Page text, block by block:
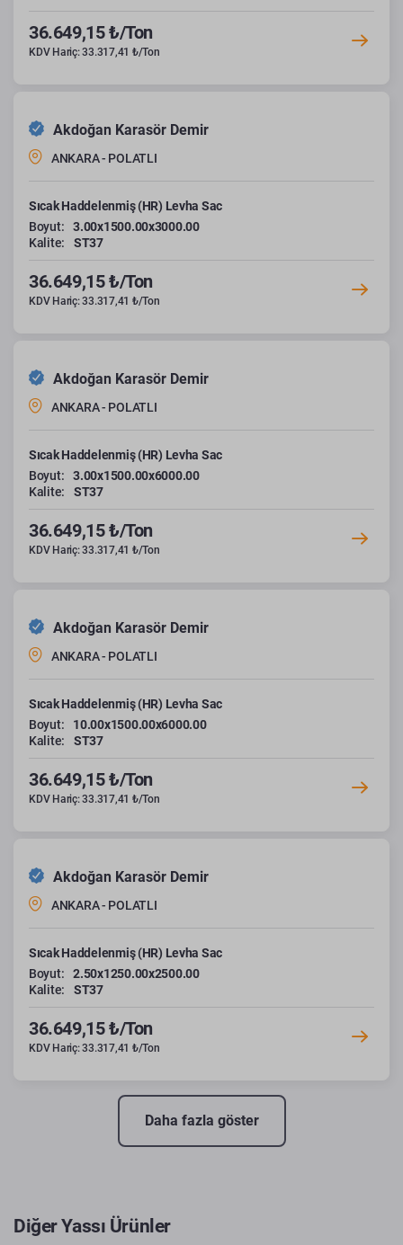
36.649,15 ₺/Ton
KDV Hariç: 33.317,41 ₺/Ton
Akdoğan Karasör Demir
ANKARA - POLATLI
Sıcak Haddelenmiş (HR) Levha Sac
Boyut:
3.00x1500.00x3000.00
Kalite:
ST37
36.649,15 ₺/Ton
KDV Hariç: 33.317,41 ₺/Ton
Akdoğan Karasör Demir
ANKARA - POLATLI
Sıcak Haddelenmiş (HR) Levha Sac
Boyut:
3.00x1500.00x6000.00
Kalite:
ST37
36.649,15 ₺/Ton
KDV Hariç: 33.317,41 ₺/Ton
Akdoğan Karasör Demir
ANKARA - POLATLI
Sıcak Haddelenmiş (HR) Levha Sac
Boyut:
10.00x1500.00x6000.00
Kalite:
ST37
36.649,15 ₺/Ton
KDV Hariç: 33.317,41 ₺/Ton
Akdoğan Karasör Demir
ANKARA - POLATLI
Sıcak Haddelenmiş (HR) Levha Sac
Boyut:
2.50x1250.00x2500.00
Kalite:
ST37
36.649,15 ₺/Ton
KDV Hariç: 33.317,41 ₺/Ton
Daha fazla göster
Diğer Yassı Ürünler